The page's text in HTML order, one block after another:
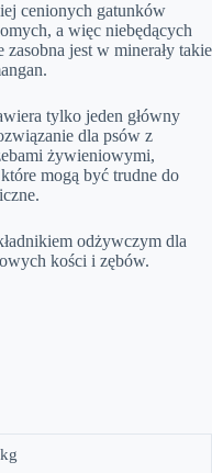
cenionych gatunków
a więc niebędących
jest w minerały takie
tylko jeden główny
dla psów z
żywieniowymi,
mogą być trudne do
odżywczym dla
kości i zębów.